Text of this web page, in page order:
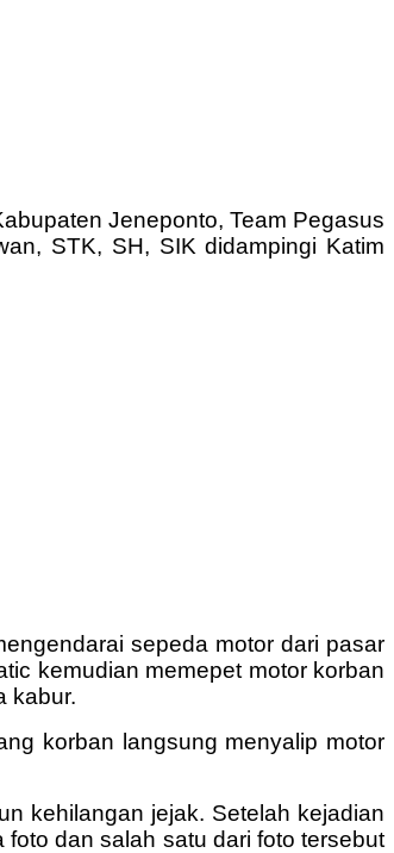
Jeneponto, Team Pegasus
STK, SH, SIK didampingi Katim
sepeda motor dari pasar
kemudian memepet motor korban
kabur.
korban langsung menyalip motor
kehilangan jejak. Setelah kejadian
dan salah satu dari foto tersebut